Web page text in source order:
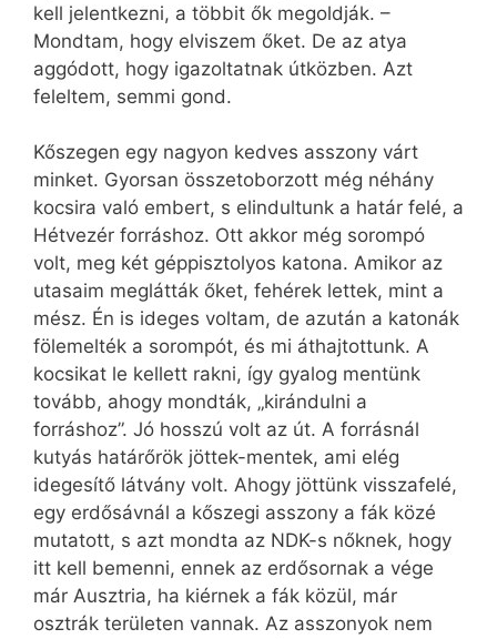
kell jelentkezni, a többit ők megoldják. –
Mondtam, hogy elviszem őket. De az atya
aggódott, hogy igazoltatnak útközben. Azt
feleltem, semmi gond.
Kőszegen egy nagyon kedves asszony várt
minket. Gyorsan összetoborzott még néhány
kocsira való embert, s elindultunk a határ felé, a
Hétvezér forráshoz. Ott akkor még sorompó
volt, meg két géppisztolyos katona. Amikor az
utasaim meglátták őket, fehérek lettek, mint a
mész. Én is ideges voltam, de azután a katonák
fölemelték a sorompót, és mi áthajtottunk. A
kocsikat le kellett rakni, így gyalog mentünk
tovább, ahogy mondták, „kirándulni a
forráshoz”. Jó hosszú volt az út. A forrásnál
kutyás határőrök jöttek-mentek, ami elég
idegesítő látvány volt. Ahogy jöttünk visszafelé,
egy erdősávnál a kőszegi asszony a fák közé
mutatott, s azt mondta az NDK-s nőknek, hogy
itt kell bemenni, ennek az erdősornak a vége
már Ausztria, ha kiérnek a fák közül, már
osztrák területen vannak. Az asszonyok nem